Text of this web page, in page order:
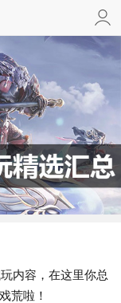
内容，在这里你总
荒啦！